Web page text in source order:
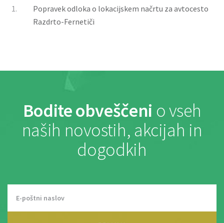
1.
Popravek odloka o lokacijskem načrtu za avtocesto
Razdrto-Fernetiči
Bodite obveščeni o vseh
naših novostih, akcijah in
dogodkih